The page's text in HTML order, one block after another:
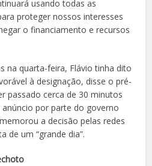
usando todas as
proteger nossos interesses
o financiamento e recursos
na quarta-feira, Flávio tinha dito
à designação, disse o pré-
passado cerca de 30 minutos
por parte do governo
a decisão pelas redes
de um “grande dia”.